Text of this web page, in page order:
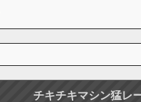
チキチキマシン猛レ